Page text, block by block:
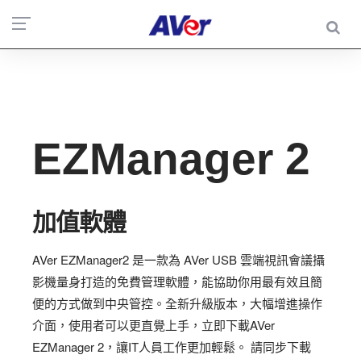
EZManager 2
加值軟體
AVer EZManager2 是一款為 AVer USB 雲端視訊會議攝
影機量身打造的免費管理軟體，能協助你用最有效且簡
便的方式做到中央管控。全新升級版本，大幅增進操作
介面，使用者可以更直覺上手，立即下載AVer
EZManager 2，讓IT人員工作更加輕鬆。 請同步下載